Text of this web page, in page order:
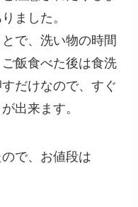
ました。
で、洗い物の時間
飯食べた後は食洗
だけなので、すぐ
出来ます。
で、お値段は